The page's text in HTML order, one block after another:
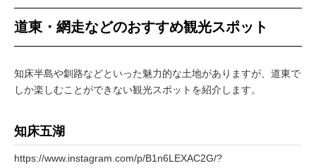
道東・網走などのおすすめ観光スポット
知床半島や釧路などといった魅力的な土地がありますが、道東で
しか楽しむことができない観光スポットを紹介します。
知床五湖
https://www.instagram.com/p/B1n6LEXAC2G/?